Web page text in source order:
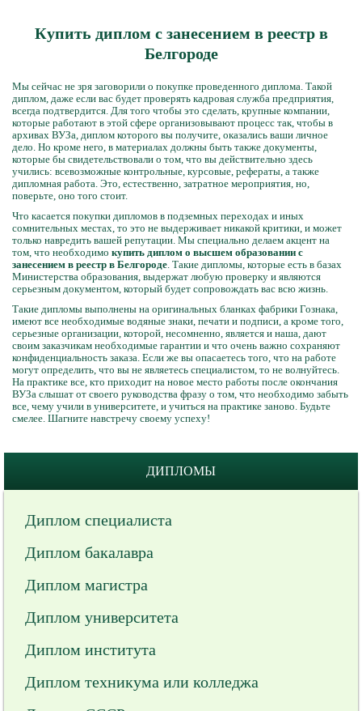
Купить диплом с занесением в реестр в
Белгороде
Мы сейчас не зря заговорили о покупке проведенного диплома. Такой
диплом, даже если вас будет проверять кадровая служба предприятия,
всегда подтвердится. Для того чтобы это сделать, крупные компании,
которые работают в этой сфере организовывают процесс так, чтобы в
архивах ВУЗа, диплом которого вы получите, оказались ваши личное
дело. Но кроме него, в материалах должны быть также документы,
которые бы свидетельствовали о том, что вы действительно здесь
учились: всевозможные контрольные, курсовые, рефераты, а также
дипломная работа. Это, естественно, затратное мероприятия, но,
поверьте, оно того стоит.
Что касается покупки дипломов в подземных переходах и иных
сомнительных местах, то это не выдерживает никакой критики, и может
только навредить вашей репутации. Мы специально делаем акцент на
том, что необходимо купить диплом о высшем образовании с
занесением в реестр в Белгороде . Такие дипломы, которые есть в базах
Министерства образования, выдержат любую проверку и являются
серьезным документом, который будет сопровождать вас всю жизнь.
Такие дипломы выполнены на оригинальных бланках фабрики Гознака,
имеют все необходимые водяные знаки, печати и подписи, а кроме того,
серьезные организации, которой, несомненно, является и наша, дают
своим заказчикам необходимые гарантии и что очень важно сохраняют
конфиденциальность заказа. Если же вы опасаетесь того, что на работе
могут определить, что вы не являетесь специалистом, то не волнуйтесь.
На практике все, кто приходит на новое место работы после окончания
ВУЗа слышат от своего руководства фразу о том, что необходимо забыть
все, чему учили в университете, и учиться на практике заново. Будьте
смелее. Шагните навстречу своему успеху!
ДИПЛОМЫ
Диплом специалиста
Диплом бакалавра
Диплом магистра
Диплом университета
Диплом института
Диплом техникума или колледжа